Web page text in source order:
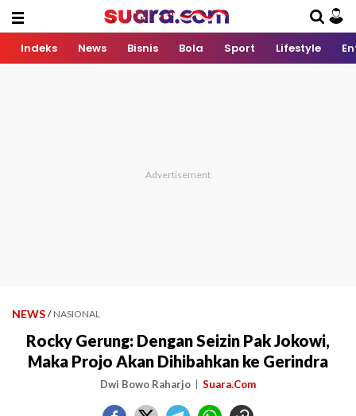
Indeks News Bisnis Bola Sport Lifestyle
NEWS / NASIONAL
Rocky Gerung: Dengan Seizin Pak Jokowi,
Maka Projo Akan Dihibahkan ke Gerindra
Dwi Bowo Raharjo Suara.Com